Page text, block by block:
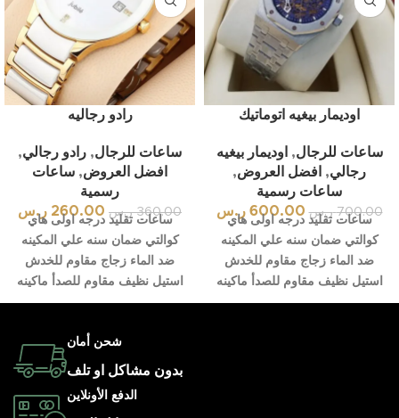
اوديمار بيغيه اتوماتيك
ساعات للرجال, اوديمار بيغيه
رجالي, افضل العروض,
ساعات رسمية
700.00 ر.س 600.00 ر.س
ساعات تقليد درجه اولى هاي
كوالتي ضمان سنه علي المكينه
ضد الماء زجاج مقاوم للخدش
استيل نظيف مقاوم للصدأ ماكينه
رادو رجاليه
ساعات للرجال, رادو رجالي,
افضل العروض, ساعات
رسمية
360.00 ر.س 260.00 ر.س
ساعات تقليد درجه اولى هاي
كوالتي ضمان سنه علي المكينه
ضد الماء زجاج مقاوم للخدش
استيل نظيف مقاوم للصدأ ماكينه
شحن أمان
بدون مشاكل او تلف
الدفع الأونلاين